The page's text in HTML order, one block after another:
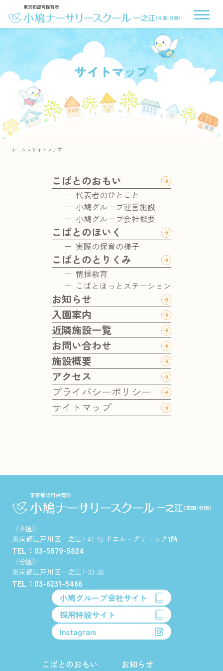
サイトマップ
ホーム »サイトマップ
こばとのおもい
代表者のひとこと
小鳩グループ運営施設
小鳩グループ会社概要
こばとのほいく
実際の保育の様子
こばとのとりくみ
情操教育
こばとほっとステーション
お知らせ
入園案内
近隣施設一覧
お問い合わせ
施設概要
アクセス
プライバシーポリシー
サイトマップ
〈本園〉
東京都江戸川区一之江7-41-15 ドエル・グリュック1階
TEL：03-5879-5824
〈分園〉
東京都江戸川区一之江7-33-26
TEL：03-6231-5466
小鳩グループ会社サイト
採用特設サイト
Instagram
こばとのおもい お知らせ